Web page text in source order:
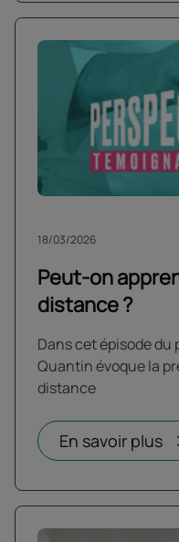
Peut-on
distance ?
18/03/2026
Dans cet épisode
Quantin évoque la
distance
En savoir plus